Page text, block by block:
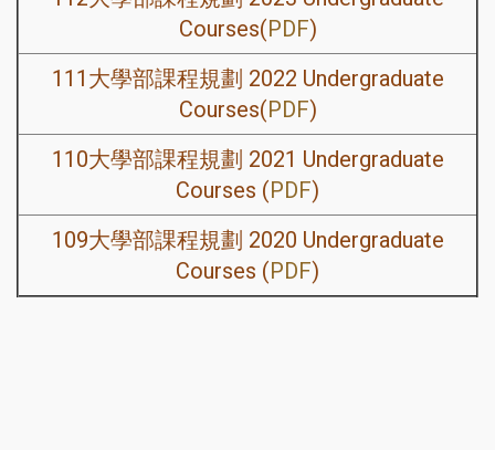
Courses(PDF)
111大學部課程規劃 2022 Undergraduate
Courses(PDF)
110大學部課程規劃 2021 Undergraduate
Courses (PDF)
109大學部課程規劃 2020 Undergraduate
Courses (PDF)